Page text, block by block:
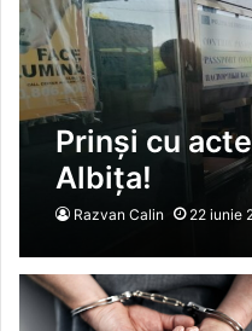
Prinși cu
Albița!
Razvan Calin 22 iunie